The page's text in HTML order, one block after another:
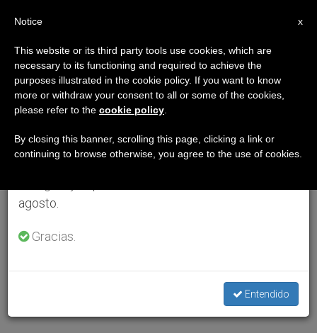
×
Aviso importante
Del 27 de julio al 7 de agosto haremos la pausa
anual, aprovechando que en el periodo de verano
se generan menos informaciones y también el
agosto.
Gracias.
Entendido
x
Notice
This website or its third party tools use cookies, which are
necessary to its functioning and required to achieve the
purposes illustrated in the cookie policy. If you want to know
more or withdraw your consent to all or some of the cookies,
please refer to the cookie policy
By closing this banner, scrolling this page, clicking a link or
continuing to browse otherwise, you agree to the use of cookies.